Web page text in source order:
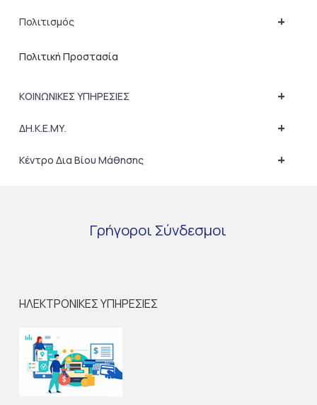
+
Πολιτισμός
Πολιτική Προστασία
+
ΚΟΙΝΩΝΙΚΕΣ ΥΠΗΡΕΣΙΕΣ
+
ΔΗ.Κ.Ε.ΜΥ.
+
Κέντρο Δια Βίου Μάθησης
Γρήγοροι Σύνδεσμοι
ΗΛΕΚΤΡΟΝΙΚΕΣ ΥΠΗΡΕΣΙΕΣ